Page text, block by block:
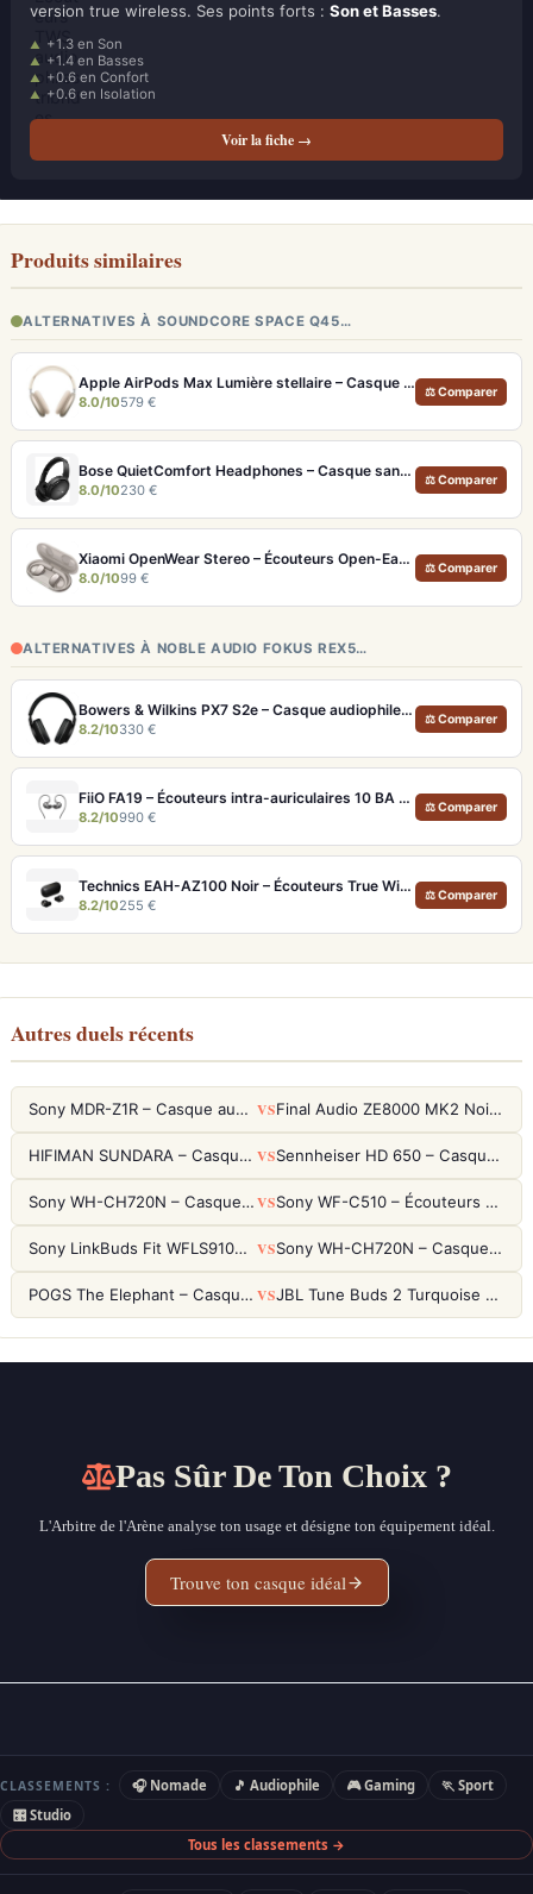
version true wireless. Ses points forts : Son et Basses.
+1.3 en Son
+1.4 en Basses
+0.6 en Confort
+0.6 en Isolation
Voir la fiche →
Produits similaires
ALTERNATIVES À SOUNDCORE SPACE Q45…
Apple AirPods Max Lumière stellaire – Casque Hi-Fi ANC pro et audio spatial immersif
8.0/10579 €
⚖ Comparer
Bose QuietComfort Headphones – Casque sans fil à réduction de bruit légendaire
8.0/10230 €
⚖ Comparer
Xiaomi OpenWear Stereo – Écouteurs Open-Ear Hi-Res avec réduction de fuite sonore
8.0/1099 €
⚖ Comparer
ALTERNATIVES À NOBLE AUDIO FOKUS REX5…
Bowers & Wilkins PX7 S2e – Casque audiophile sans fil ANC 30h
8.2/10330 €
⚖ Comparer
FiiO FA19 – Écouteurs intra-auriculaires 10 BA Knowles avec technologie S.Turbo
8.2/10990 €
⚖ Comparer
Technics EAH-AZ100 Noir – Écouteurs True Wireless audiophiles avec drivers MFD et autonomie 29h
8.2/10255 €
⚖ Comparer
Autres duels récents
Sony MDR-Z1R – Casque audiophile fermé haute résolution VS Final Audio ZE8000 MK2 Noir – Écouteurs True Wireless audiophiles 8K Sound
HIFIMAN SUNDARA – Casque Planar Magnetic Ouvert Over-Ear Audiophile VS Sennheiser HD 650 – Casque audiophile ouvert pour l'écoute analytique
Sony WH-CH720N – Casque ANC 35h, Ultra-léger (192g) avec Processeur V1 VS Sony WF-C510 – Écouteurs True Wireless compacts, autonomie 22h et multipoint
Sony LinkBuds Fit WFLS910NW Blanc – Écouteurs Sport Ailes ANC VS Sony WH-CH720N – Casque ANC 35h, Ultra-léger (192g) avec Processeur V1
POGS The Elephant – Casque Filaire Enfants 85dB POGS-Safe™ (Éco-Responsable) VS JBL Tune Buds 2 Turquoise – Écouteurs True Wireless avec ANC et autonomie 48h
Pas Sûr De Ton Choix ?
L'Arbitre de l'Arène analyse ton usage et désigne ton équipement idéal.
Trouve ton casque idéal
CLASSEMENTS : 🎧 Nomade 🎵 Audiophile 🎮 Gaming
🏃 Sport
🎛 Studio
Tous les classements →